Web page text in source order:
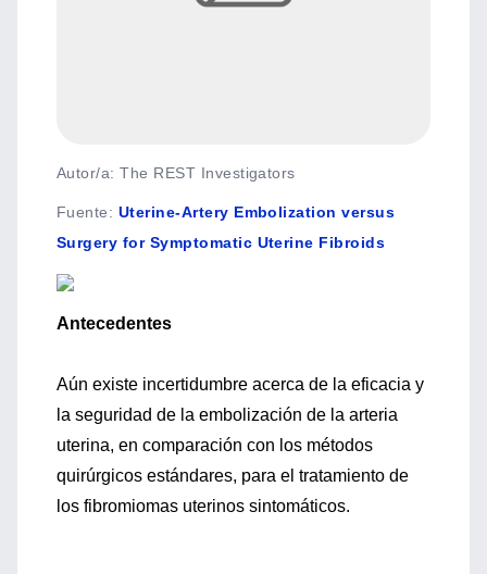
Autor/a: The REST Investigators
Fuente: Uterine-Artery Embolization versus
Surgery for Symptomatic Uterine Fibroids
Antecedentes
Aún existe incertidumbre acerca de la eficacia y
la seguridad de la embolización de la arteria
uterina, en comparación con los métodos
quirúrgicos estándares, para el tratamiento de
los fibromiomas uterinos sintomáticos.